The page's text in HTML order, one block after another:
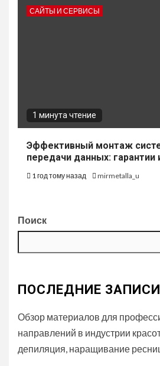
САЙТЫ И СЕРВИСЫ
1 минута чтение
Эффективный монтаж
передачи данных: гарантии
1 год тому назад mirmetalla_u
Поиск
ПОСЛЕДНИЕ ЗАПИСИ
Обзор материалов для
направлений в индустрии
депиляция, наращивание